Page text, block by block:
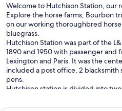
Welcome to Hutchison Station, our
Explore the horse farms, Bourbon
on our working thoroughbred
bluegrass.
Hutchison Station was part of the
1890 and 1950 with passenger
Lexington and Paris. It was the
included a post office, 2
pens.
Hutchison station is divided into
throughout, 12’ ceilings and is